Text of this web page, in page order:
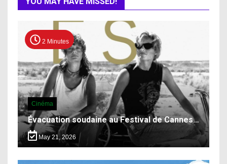
2 Minutes
Cinéma
Évacuation soudaine au Festival de Cannes…
May 21, 2026